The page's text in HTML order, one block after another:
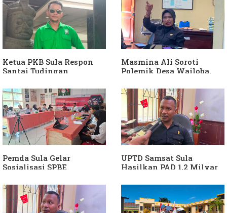
Ketua PKB Sula Respon
Santai Tudingan
Dia Kangen Saya
Masmina Ali Soroti
Polemik Desa Wailoba,
Keterlibatan Ketua PKB
Sula
Pemda Sula Gelar
Sosialisasi SPBE
UPTD Samsat Sula
Hasilkan PAD 1,2 Milyar